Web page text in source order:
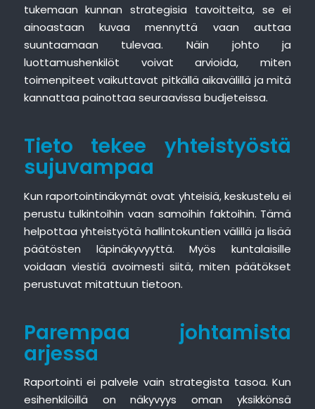
tukemaan kunnan strategisia tavoitteita, se ei
ainoastaan kuvaa mennyttä vaan auttaa
suuntaamaan tulevaa. Näin johto ja
luottamushenkilöt voivat arvioida, miten
toimenpiteet vaikuttavat pitkällä aikavälillä ja mitä
kannattaa painottaa seuraavissa budjeteissa.
Tieto tekee yhteistyöstä
sujuvampaa
Kun raportointinäkymät ovat yhteisiä, keskustelu ei
perustu tulkintoihin vaan samoihin faktoihin. Tämä
helpottaa yhteistyötä hallintokuntien välillä ja lisää
päätösten läpinäkyvyyttä. Myös kuntalaisille
voidaan viestiä avoimesti siitä, miten päätökset
perustuvat mitattuun tietoon.
Parempaa johtamista
arjessa
Raportointi ei palvele vain strategista tasoa. Kun
esihenkilöillä on näkyvyys oman yksikkönsä